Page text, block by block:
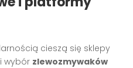
cieszą się sklepy
wybór zlewozmywaków